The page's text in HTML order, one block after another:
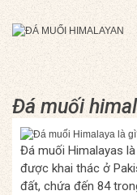
Đá muối
Đá muối Himalayas
được khai thác ở
đất, chứa đến 84